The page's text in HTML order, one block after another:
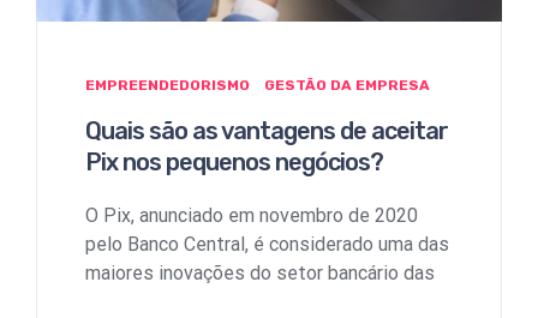
EMPREENDEDORISMO GESTÃO DA EMPRESA
Quais são as vantagens de aceitar
Pix nos pequenos negócios?
O Pix, anunciado em novembro de 2020
pelo Banco Central, é considerado uma das
maiores inovações do setor bancário das